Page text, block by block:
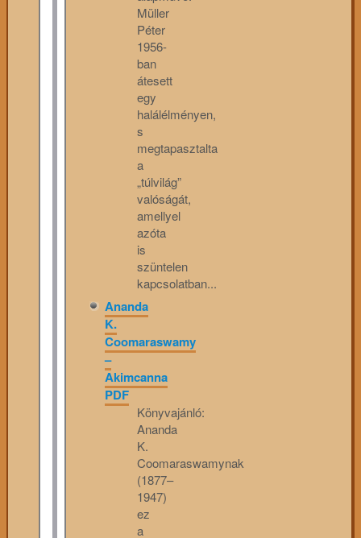
Müller
Péter
1956-
ban
átesett
egy
halálélményen,
s
megtapasztalta
a
„túlvilág”
valóságát,
amellyel
azóta
is
szüntelen
kapcsolatban...
Ananda
K.
Coomaraswamy
–
Akimcanna
PDF
Könyvajánló:
Ananda
K.
Coomaraswamynak
(1877–
1947)
ez
a